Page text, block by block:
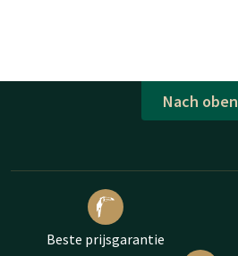
Nach oben
Beste prijsgarantie